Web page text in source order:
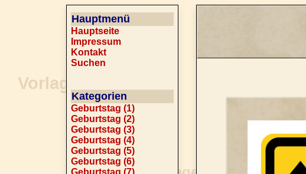
Hauptmenü
Hauptseite
Impressum
Kontakt
Suchen
Kategorien
Geburtstag (1)
Geburtstag (2)
Geburtstag (3)
Geburtstag (4)
Geburtstag (5)
Geburtstag (6)
Geburtstag (7)